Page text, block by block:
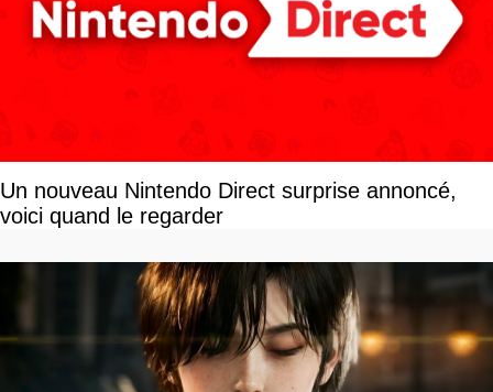
Un nouveau Nintendo Direct surprise annoncé,
voici quand le regarder